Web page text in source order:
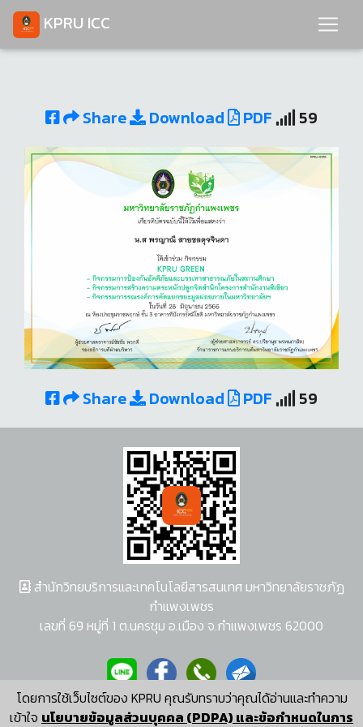
KPRU ICC
Share Download PDF 59
Share Download PDF 59
โดยการใช้เว็บไซต์ของ KPRU คุณรับทราบว่าคุณได้อ่านและทำความ
เข้าใจ นโยบายข้อมูลส่วนบุคคล (PDPA) และข้อกำหนดในการ
สำนักวิทยบริการและเทคโนโลยีสารสนเทศ มหาวิทยาลัยราชภัฏ
กำแพงเพชร
เลขที่ 69 หมู่ที่ 1 ต.นครชุม อ.เมือง จ.กำแพงเพชร 62000
ผู้พัฒนาระบบ อนุชา พวงผกา